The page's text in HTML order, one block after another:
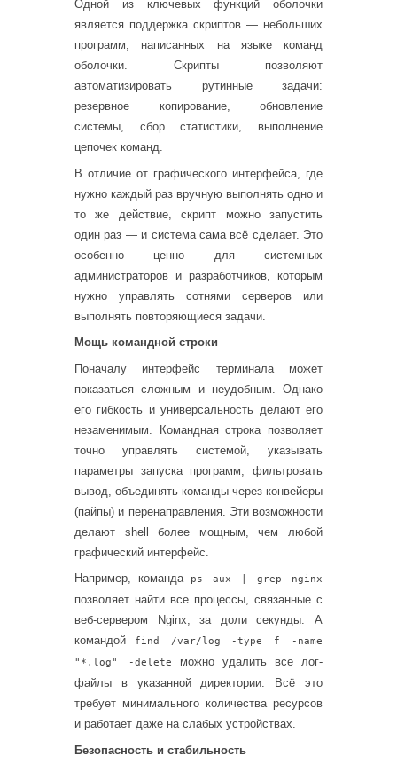
Одной из ключевых функций оболочки
является поддержка скриптов — небольших
программ, написанных на языке команд
оболочки. Скрипты позволяют
автоматизировать рутинные задачи:
резервное копирование, обновление
системы, сбор статистики, выполнение
цепочек команд.
В отличие от графического интерфейса, где
нужно каждый раз вручную выполнять одно и
то же действие, скрипт можно запустить
один раз — и система сама всё сделает. Это
особенно ценно для системных
администраторов и разработчиков, которым
нужно управлять сотнями серверов или
выполнять повторяющиеся задачи.
Мощь командной строки
Поначалу интерфейс терминала может
показаться сложным и неудобным. Однако
его гибкость и универсальность делают его
незаменимым. Командная строка позволяет
точно управлять системой, указывать
параметры запуска программ, фильтровать
вывод, объединять команды через конвейеры
(пайпы) и перенаправления. Эти возможности
делают shell более мощным, чем любой
графический интерфейс.
Например, команда
ps aux | grep nginx
позволяет найти все процессы, связанные с
веб-сервером Nginx, за доли секунды. А
командой
find /var/log -type f -name
"*.log" -delete
можно удалить все лог-
файлы в указанной директории. Всё это
требует минимального количества ресурсов
и работает даже на слабых устройствах.
Безопасность и стабильность